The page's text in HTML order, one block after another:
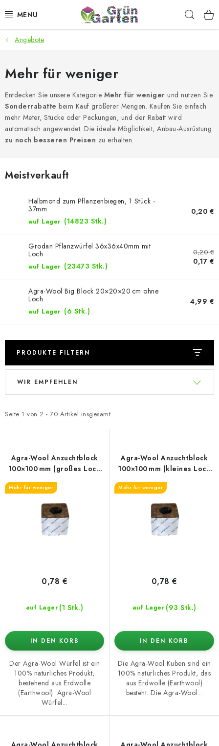
Inhalt
ANGEBOTE
LED PFLANZENLAMPEN
ANBAUBEDARF FÜR DEN HEIMANBAU
AQUARISTIK
MICROGREENS
SMARTER GARTEN
Geschäftsbewertung Kaufberatung AGB
Kontakt
Datenschutzerklärung
Angebote
Mehr für weniger
Entdecken Sie unsere Kategorie Mehr für weniger und nutzen Sie
Sonderrabatte beim Kauf größerer Mengen. Kaufen Sie einfach
mehr Meter, Stücke oder Packungen, und der Rabatt wird
automatisch angewendet. Die ideale Möglichkeit, Anbau-Ausrüstung
zu noch besseren Preisen zu erhalten.
Meistverkauft
Halbmond zum Pflanzenbiegen, 1 Stück -
37mm
auf Lager (14823 Stk.)
0,20 €
Grodan Pflanzwürfel 36x36x40mm mit
Loch
auf Lager (23473 Stk.)
0,20 €
0,17 €
Agra-Wool Big Block 20×20×20 cm ohne
Loch
auf Lager (6 Stk.)
4,99 €
PRODUKTE FILTERN
L
t
e
r
P
r
Seite 1 von 2 - 70 Artikel insgesamt
P
d
s
o
r
WIR EMPFEHLEN
Agra-Wool Anzuchtblock
100×100 mm (großes Loch
38/35)
Mehr für weniger
auf Lager (1 Stk.)
0,78 €
IN DEN KORB
Der Agra-Wool Würfel ist ein
100% natürliches Produkt,
bestehend aus Erdwolle
(Earthwool). Agra-Wool
Würfel...
Agra-Wool Anzuchtblock
100×100 mm (kleines Loch
28/35)
Mehr für weniger
auf Lager (93 Stk.)
0,78 €
IN DEN KORB
Die Agra-Wool Kuben sind ein
100% natürliches Produkt, das
aus Erdwolle (Earthwool)
besteht. Die Agra-Wool...